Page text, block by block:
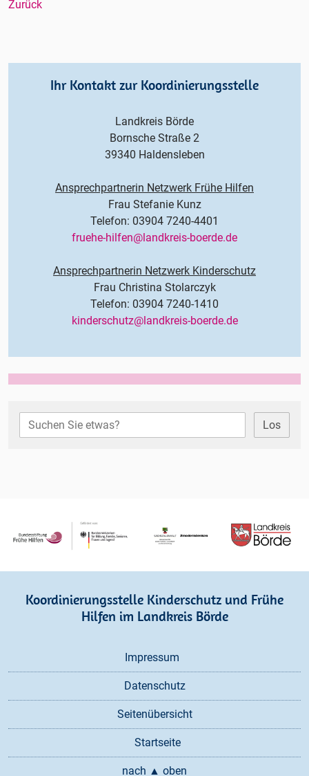
Zurück
Ihr Kontakt zur Koordinierungsstelle
Landkreis Börde
Bornsche Straße 2
39340 Haldensleben
Ansprechpartnerin Netzwerk Frühe Hilfen
Frau Stefanie Kunz
Telefon: 03904 7240-4401
fruehe-hilfen@landkreis-boerde.de
Ansprechpartnerin Netzwerk Kinderschutz
Frau Christina Stolarczyk
Telefon: 03904 7240-1410
kinderschutz@landkreis-boerde.de
Los
Koordinierungsstelle Kinderschutz und Frühe
Hilfen im Landkreis Börde
Impressum
Datenschutz
Seitenübersicht
Startseite
nach ▲ oben